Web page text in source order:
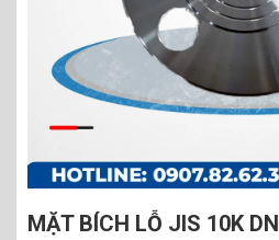
MẶT BÍCH LỖ JIS 10K